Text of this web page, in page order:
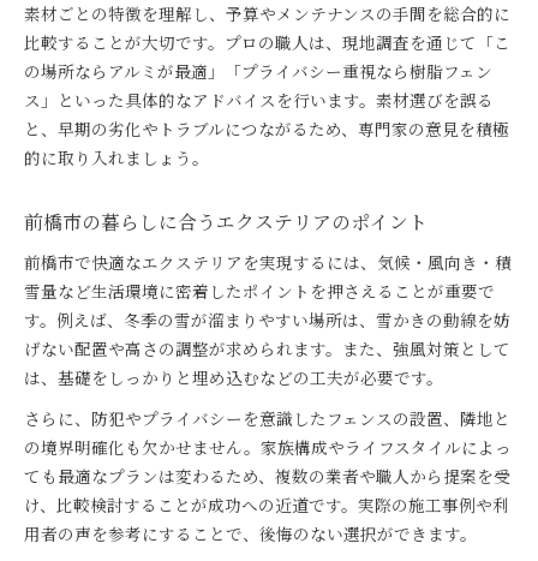
素材ごとの特徴を理解し、予算やメンテナンスの手間を総合的に
比較することが大切です。プロの職人は、現地調査を通じて「こ
の場所ならアルミが最適」「プライバシー重視なら樹脂フェン
ス」といった具体的なアドバイスを行います。素材選びを誤る
と、早期の劣化やトラブルにつながるため、専門家の意見を積極
的に取り入れましょう。
前橋市の暮らしに合うエクステリアのポイント
前橋市で快適なエクステリアを実現するには、気候・風向き・積
雪量など生活環境に密着したポイントを押さえることが重要で
す。例えば、冬季の雪が溜まりやすい場所は、雪かきの動線を妨
げない配置や高さの調整が求められます。また、強風対策として
は、基礎をしっかりと埋め込むなどの工夫が必要です。
さらに、防犯やプライバシーを意識したフェンスの設置、隣地と
の境界明確化も欠かせません。家族構成やライフスタイルによっ
ても最適なプランは変わるため、複数の業者や職人から提案を受
け、比較検討することが成功への近道です。実際の施工事例や利
用者の声を参考にすることで、後悔のない選択ができます。